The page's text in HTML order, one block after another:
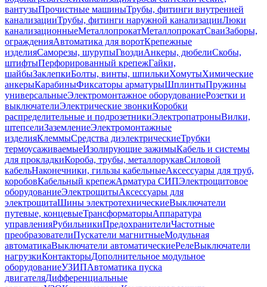
вантузыПрочистные машиныТрубы, фитинги внутренней
канализацииТрубы, фитинги наружной канализацииЛюки
канализационныеМеталлопрокатМеталлопрокатСваиЗаборы,
огражденияАвтоматика для воротКрепежные
изделияСаморезы, шурупыГвоздиАнкеры, дюбелиСкобы,
штифтыПерфорированный крепежГайки,
шайбыЗаклепкиБолты, винты, шпилькиХомутыХимические
анкерыКарабиныФиксаторы арматурыШплинтыПружины
универсальныеЭлектромонтажное оборудованиеРозетки и
выключателиЭлектрические звонкиКоробки
распределительные и подрозетникиЭлектропатроныВилки,
штепселиЗаземлениеЭлектромонтажные
изделияКлеммыСредства диэлектрическиеТрубки
термоусаживаемыеИзолирующие зажимыКабель и системы
для прокладкиКороба, трубы, металлорукавСиловой
кабельНаконечники, гильзы кабельныеАксессуары для труб,
коробовКабельный крепежАрматура СИПЭлектрощитовое
оборудованиеЭлектрощитыАксессуары для
электрощитаШины электротехническиеВыключатели
путевые, концевыеТрансформаторыАппаратура
управленияРубильникиПредохранителиЧастотные
преобразователиПускатели магнитныеМодульная
автоматикаВыключатели автоматическиеРелеВыключатели
нагрузкиКонтакторыДополнительное модульное
оборудованиеУЗИПАвтоматика пуска
двигателяДифференциальные